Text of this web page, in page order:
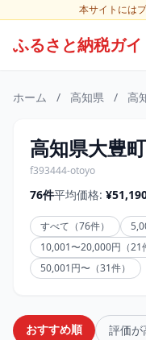
本サイトには
ふるさと納税ガイ
ホーム / 高知県 / 高
高知県大豊
f393444-otoyo
76件平均価格:
すべて（76件）
10,001〜20,000円（21
50,001円〜（31件）
おすすめ順 評価が